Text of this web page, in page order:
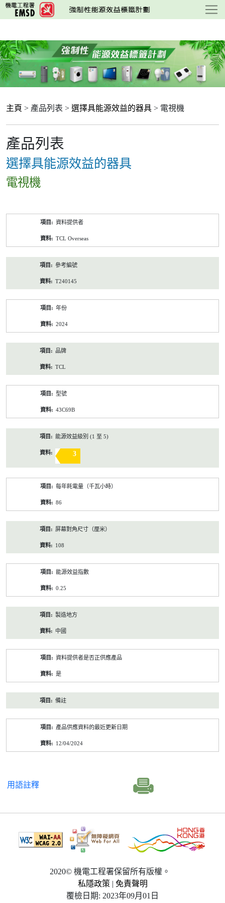
跳
至
要
內
容
主頁 > 產品列表 > 選擇具能源效益的器具 > 電視機
產品列表
選擇具能源效益的器具
電視機
資料提供者
TCL Overseas
參考編號
T240145
年份
2024
品牌
TCL
型號
43C69B
能源效益級別 (1 至 5)
3
每年耗電量（千瓦小時）
86
屏幕對角尺寸（厘米）
108
能源效益指數
0.25
製造地方
中國
資料提供者是否正供應產品
是
備註
產品供應資料的最近更新日期
12/04/2024
用語註釋
2020© 機電工程署保留所有版權。
私隱政策 | 免責聲明
覆檢日期: 2023年09月01日